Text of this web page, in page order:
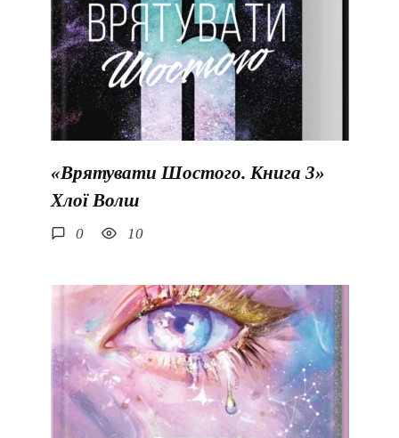
«Врятувати Шостого. Книга 3»
Хлої Волш
0 10